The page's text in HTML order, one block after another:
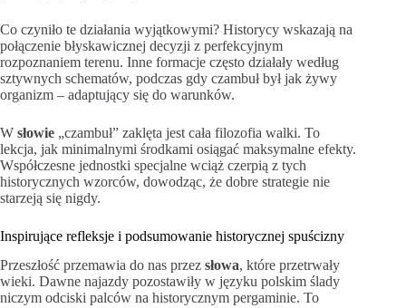
Co czyniło te działania wyjątkowymi? Historycy wskazają na
połączenie błyskawicznej decyzji z perfekcyjnym
rozpoznaniem terenu. Inne formacje często działały według
sztywnych schematów, podczas gdy czambuł był jak żywy
organizm – adaptujący się do warunków.
W słowie „czambuł” zaklęta jest cała filozofia walki. To
lekcja, jak minimalnymi środkami osiągać maksymalne efekty.
Współczesne jednostki specjalne wciąż czerpią z tych
historycznych wzorców, dowodząc, że dobre strategie nie
starzeją się nigdy.
Inspirujące refleksje i podsumowanie historycznej spuścizny
Przeszłość przemawia do nas przez słowa, które przetrwały
wieki. Dawne najazdy pozostawiły w języku polskim ślady
niczym odciski palców na historycznym pergaminie. To